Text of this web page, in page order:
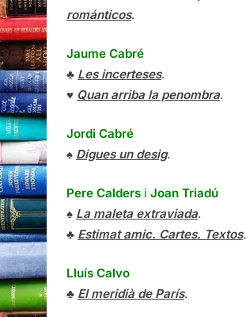
románticos.
Jaume Cabré
♣ Les incerteses.
♥ Quan arriba la penombra.
Jordi Cabré
♠ Digues un desig.
Pere Calders i Joan Triadú
♠ La maleta extraviada.
♣ Estimat amic. Cartes. Textos.
Lluís Calvo
♣ El meridià de París.